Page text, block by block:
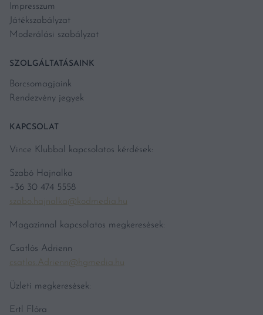
Impresszum
Játékszabályzat
Moderálási szabályzat
SZOLGÁLTATÁSAINK
Borcsomagjaink
Rendezvény jegyek
KAPCSOLAT
Vince Klubbal kapcsolatos kérdések:
Szabó Hajnalka
+36 30 474 5558
szabo.hajnalka@kodmedia.hu
Magazinnal kapcsolatos megkeresések:
Csatlós Adrienn
csatlos.Adrienn@hgmedia.hu
Üzleti megkeresések:
Ertl Flóra